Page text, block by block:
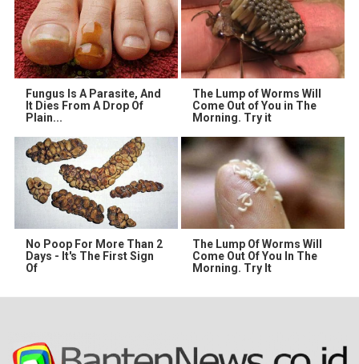
Fungus Is A Parasite, And
It Dies From A Drop Of
Plain...
The Lump of Worms Will
Come Out of You in The
Morning. Try it
No Poop For More Than 2
Days - It's The First Sign
Of
The Lump Of Worms Will
Come Out Of You In The
Morning. Try It